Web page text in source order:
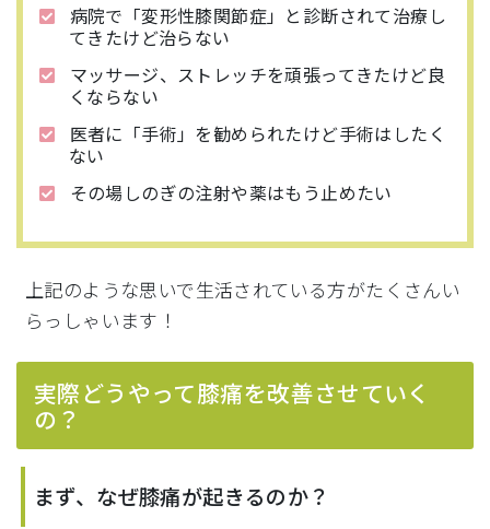
病院で「変形性膝関節症」と診断されて治療し
てきたけど治らない
マッサージ、ストレッチを頑張ってきたけど良
くならない
医者に「手術」を勧められたけど手術はしたく
ない
その場しのぎの注射や薬はもう止めたい
上記のような思いで生活されている方がたくさんい
らっしゃいます！
実際どうやって膝痛を改善させていく
の？
まず、なぜ膝痛が起きるのか？